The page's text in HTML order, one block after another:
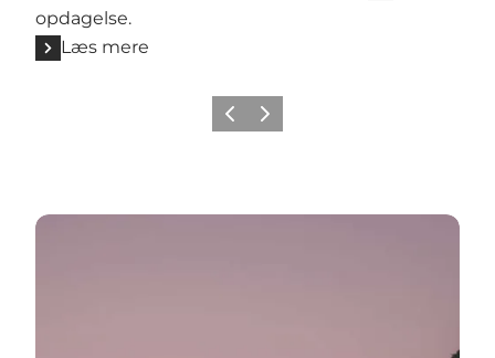
opdagelse.
Læs mere
ForrigeNæste
Se guiden her